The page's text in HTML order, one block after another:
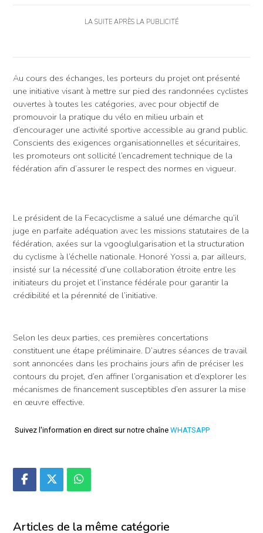
LA SUITE APRÈS LA PUBLICITÉ
Au cours des échanges, les porteurs du projet ont présenté
une initiative visant à mettre sur pied des randonnées cyclistes
ouvertes à toutes les catégories, avec pour objectif de
promouvoir la pratique du vélo en milieu urbain et
d’encourager une activité sportive accessible au grand public.
Conscients des exigences organisationnelles et sécuritaires,
les promoteurs ont sollicité l’encadrement technique de la
fédération afin d’assurer le respect des normes en vigueur.
Le président de la Fecacyclisme a salué une démarche qu’il
juge en parfaite adéquation avec les missions statutaires de la
fédération, axées sur la vgooglulgarisation et la structuration
du cyclisme à l’échelle nationale. Honoré Yossi a, par ailleurs,
insisté sur la nécessité d’une collaboration étroite entre les
initiateurs du projet et l’instance fédérale pour garantir la
crédibilité et la pérennité de l’initiative.
Selon les deux parties, ces premières concertations
constituent une étape préliminaire. D’autres séances de travail
sont annoncées dans les prochains jours afin de préciser les
contours du projet, d’en affiner l’organisation et d’explorer les
mécanismes de financement susceptibles d’en assurer la mise
en œuvre effective.
Suivez l'information en direct sur notre chaîne WHATSAPP
Articles de la même catégorie